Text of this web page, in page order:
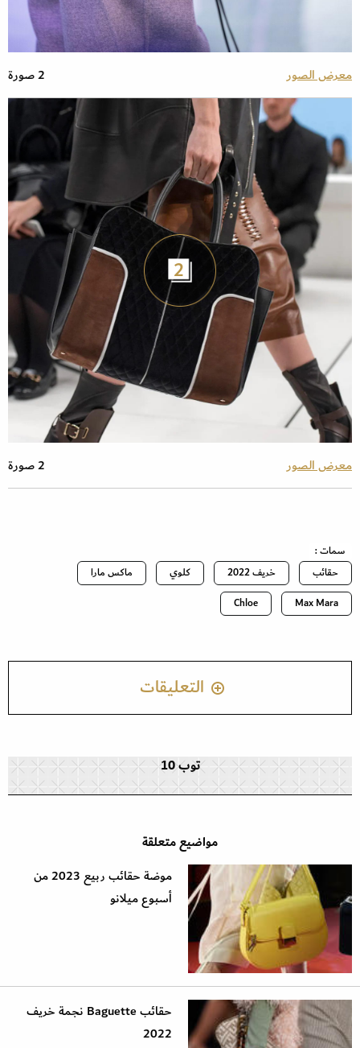
معرض الصور 2 صورة
2
معرض الصور 2 صورة
سمات :
حقائب
خريف 2022 كلوي
ماكس مارا
Max Mara
Chloe
التعليقات
توب 10
مواضيع متعلقة
موضة حقائب ربيع 2023 من
أسبوع ميلانو
حقائب Baguette نجمة خريف
2022